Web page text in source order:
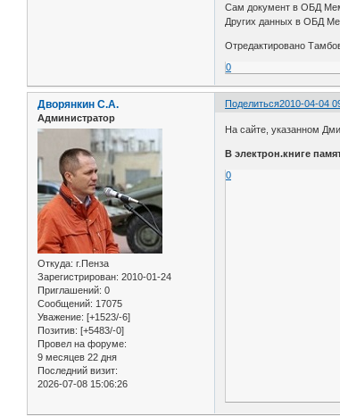
Сам документ в ОБД
Других данных в ОБД
Отредактировано
0
Поделиться2010-04-04
Дворянкин С.А.
Администратор
Откуда: г.Пенза
Зарегистрирован: 2010-01-24
Приглашений: 0
Сообщений: 17075
Уважение: [+1523/-6]
Позитив: [+5483/-0]
Провел на форуме:
9 месяцев 22 дня
Последний визит:
2026-07-08 15:06:26
На сайте, указанном
В электрон.книге
0